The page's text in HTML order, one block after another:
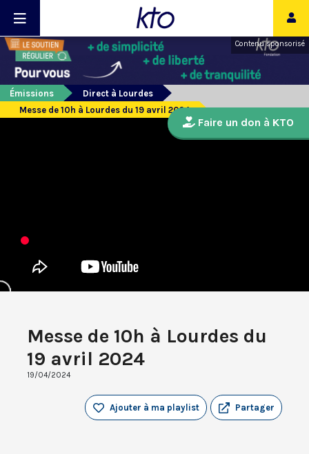
Contenu sponsorisé
Émissions
Direct à Lourdes
Messe de 10h à Lourdes du 19 avril 2024
Messe de 10h à Lourdes du
19 avril 2024
19/04/2024
Partager
Ajouter à ma playlist
Faire un don à KTO